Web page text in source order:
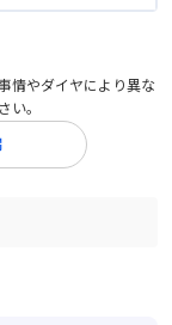
情やダイヤにより異な
い。